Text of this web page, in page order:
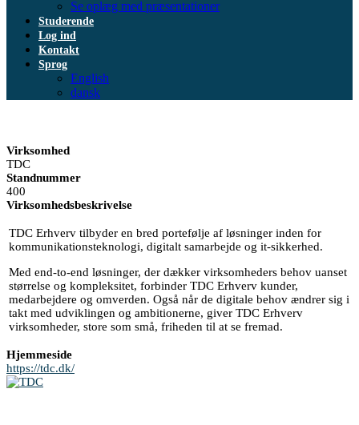
Se oplæg med præsentationer
Studerende
Log ind
Kontakt
Sprog
English
dansk
Virksomhed
TDC
Standnummer
400
Virksomhedsbeskrivelse
TDC Erhverv tilbyder en bred portefølje af løsninger inden for
kommunikationsteknologi, digitalt samarbejde og it-sikkerhed.
Med end-to-end løsninger, der dækker virksomheders behov uanset
størrelse og kompleksitet, forbinder TDC Erhverv kunder,
medarbejdere og omverden. Også når de digitale behov ændrer sig i
takt med udviklingen og ambitionerne, giver TDC Erhverv
virksomheder, store som små, friheden til at se fremad.
Hjemmeside
https://tdc.dk/